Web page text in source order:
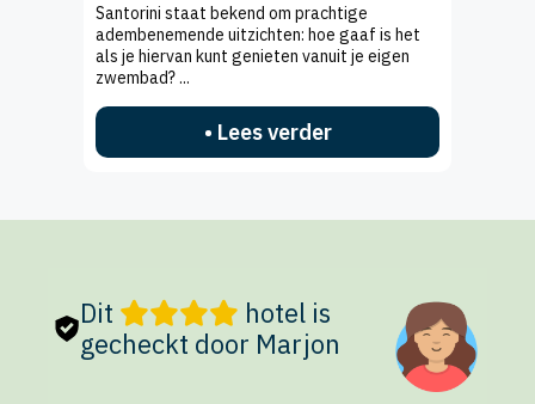
Santorini staat bekend om prachtige
adembenemende uitzichten: hoe gaaf is het
als je hiervan kunt genieten vanuit je eigen
zwembad? ...
• Lees verder
Dit
hotel is
gecheckt door Marjon